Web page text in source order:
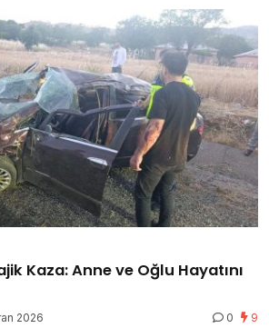
Kaza: Anne ve Oğlu Hayatını
2026 0 9